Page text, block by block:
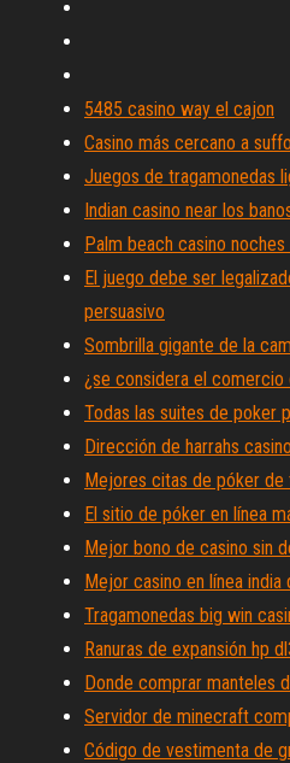
5485 casino way el cajon
Casino más cercano a
Juegos de tragamonedas
Indian casino near los
Palm beach casino noches
El juego debe ser
persuasivo
Sombrilla gigante de la
¿se considera el comercio
Todas las suites de poker
Dirección de harrahs
Mejores citas de póker
El sitio de póker en línea
Mejor bono de casino sin
Mejor casino en línea india
Tragamonedas big win
Ranuras de expansión hp
Donde comprar manteles
Servidor de minecraft
Código de vestimenta de